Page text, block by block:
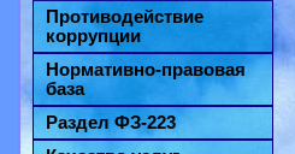
Противодействие
коррупции
Нормативно-правовая
база
Раздел ФЗ-223